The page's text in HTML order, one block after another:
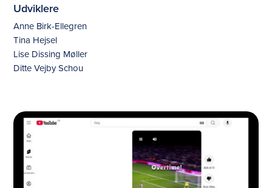
Udviklere
Anne Birk-Ellegren
Tina Hejsel
Lise Dissing Møller
Ditte Vejby Schou